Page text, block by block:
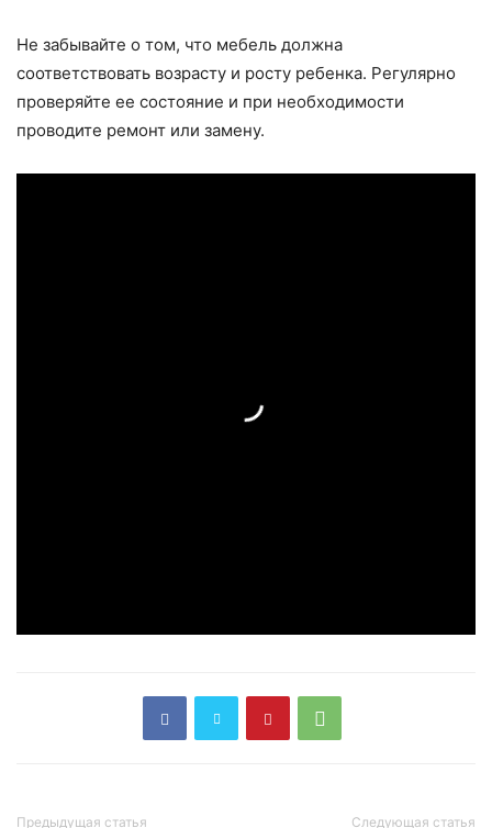
Не забывайте о том, что мебель должна
соответствовать возрасту и росту ребенка. Регулярно
проверяйте ее состояние и при необходимости
проводите ремонт или замену.
Предыдущая статья Следующая статья